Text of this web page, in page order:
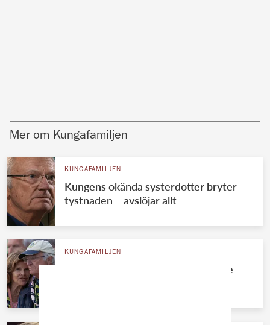
Mer om Kungafamiljen
KUNGAFAMILJEN
Kungens okända systerdotter bryter
tystnaden – avslöjar allt
KUNGAFAMILJEN
Kungens kärleksmys med Silvia – se